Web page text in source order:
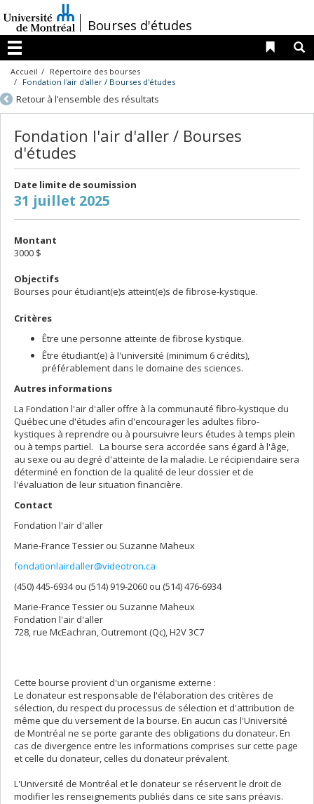
au
contenu
/Bourses d'études
Menu
Liens
Accueil
Répertoire des bourses
Fondation l'air d'aller / Bourses d'études
Retour à l’ensemble des résultats
Fondation l'air d'aller / Bourses
d'études
Date limite de soumission
31 juillet 2025
Montant
3000 $
Objectifs
Bourses pour étudiant(e)s atteint(e)s de fibrose-kystique.
Critères
Être une personne atteinte de fibrose kystique.
Être étudiant(e) à l'université (minimum 6 crédits),
préférablement dans le domaine des sciences.
Autres informations
La Fondation l'air d'aller offre à la communauté fibro-kystique du
Québec une d'études afin d'encourager les adultes fibro-
kystiques à reprendre ou à poursuivre leurs études à temps plein
ou à temps partiel. La bourse sera accordée sans égard à l'âge,
au sexe ou au degré d'atteinte de la maladie. Le récipiendaire sera
déterminé en fonction de la qualité de leur dossier et de
l'évaluation de leur situation financière.
Contact
Fondation l'air d'aller
Marie-France Tessier ou Suzanne Maheux
fondationlairdaller@videotron.ca
(450) 445-6934 ou (514) 919-2060 ou (514) 476-6934
Marie-France Tessier ou Suzanne Maheux
Fondation l'air d'aller
728, rue McEachran, Outremont (Qc), H2V 3C7
Cette bourse provient d'un organisme externe :
Le donateur est responsable de l'élaboration des critères de
sélection, du respect du processus de sélection et d'attribution de
même que du versement de la bourse. En aucun cas l'Université
de Montréal ne se porte garante des obligations du donateur. En
cas de divergence entre les informations comprises sur cette page
et celle du donateur, celles du donateur prévalent.
L'Université de Montréal et le donateur se réservent le droit de
modifier les renseignements publiés dans ce site sans préavis.